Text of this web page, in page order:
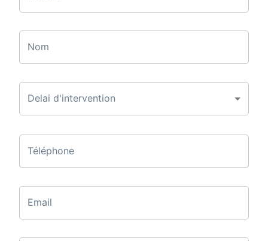
Nom
Delai d'intervention
Téléphone
Email